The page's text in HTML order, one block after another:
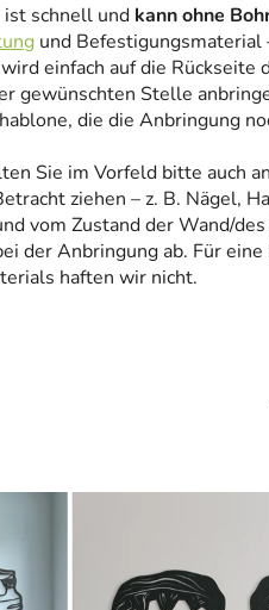
schnell und kann ohne
und Befestigungsmaterial
einfach auf die Rückseite
gewünschten Stelle
die die Anbringung
Sie im Vorfeld bitte auch
ziehen – z. B. Nägel,
vom Zustand der Wand/
der Anbringung ab. Für
haften wir nicht.